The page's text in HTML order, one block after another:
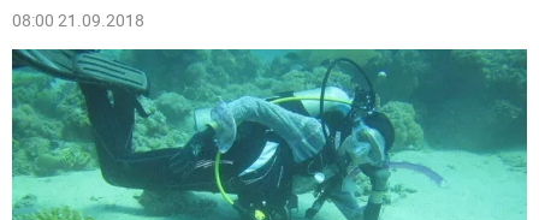
08:00 21.09.2018